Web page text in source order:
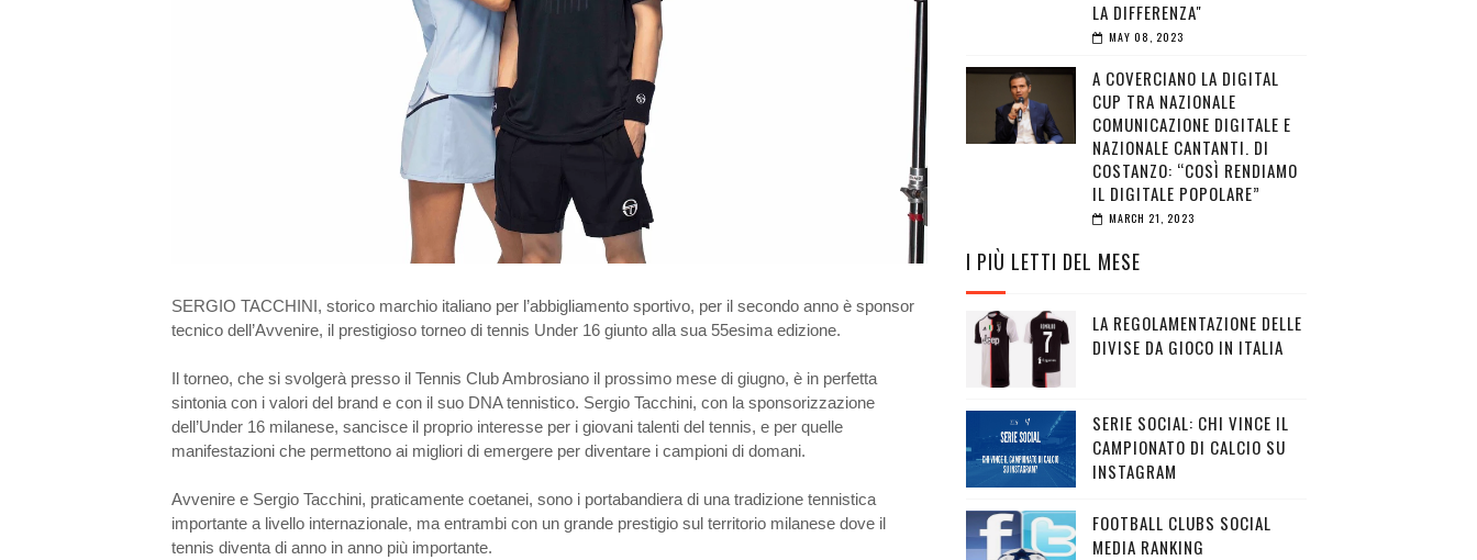
SERGIO TACCHINI, storico marchio italiano per l’abbigliamento sportivo, per il secondo anno è sponsor
tecnico dell’Avvenire, il prestigioso torneo di tennis Under 16 giunto alla sua 55esima edizione.
Il torneo, che si svolgerà presso il Tennis Club Ambrosiano il prossimo mese di giugno, è in perfetta
sintonia con i valori del brand e con il suo DNA tennistico. Sergio Tacchini, con la sponsorizzazione
dell’Under 16 milanese, sancisce il proprio interesse per i giovani talenti del tennis, e per quelle
manifestazioni che permettono ai migliori di emergere per diventare i campioni di domani.
Avvenire e Sergio Tacchini, praticamente coetanei, sono i portabandiera di una tradizione tennistica
importante a livello internazionale, ma entrambi con un grande prestigio sul territorio milanese dove il
tennis diventa di anno in anno più importante.
LA DIFFERENZA"
MAY 08, 2023
A COVERCIANO LA DIGITAL
CUP TRA NAZIONALE
COMUNICAZIONE DIGITALE E
NAZIONALE CANTANTI. DI
COSTANZO: “COSÌ RENDIAMO
IL DIGITALE POPOLARE”
MARCH 21, 2023
I PIÙ LETTI DEL MESE
LA REGOLAMENTAZIONE DELLE
DIVISE DA GIOCO IN ITALIA
SERIE SOCIAL: CHI VINCE IL
CAMPIONATO DI CALCIO SU
INSTAGRAM
FOOTBALL CLUBS SOCIAL
MEDIA RANKING